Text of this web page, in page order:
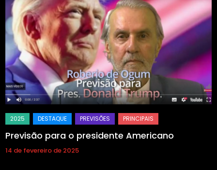
Previsão para o presidente Americano
14 de fevereiro de 2025